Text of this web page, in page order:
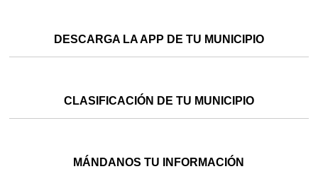
DESCARGA LA APP DE TU MUNICIPIO
CLASIFICACIÓN DE TU MUNICIPIO
MÁNDANOS TU INFORMACIÓN